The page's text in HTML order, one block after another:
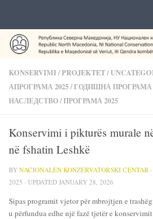
KONSERVIMI /PROJEKTET/
АПРОГРАМА 2025/ГОДИШНА ПРОГРАМА
НАСЛЕДСТВО/ПРОГРАМА 2025
Konservimi i pikturës murale
në fshatin Leshkë
BY NACIONALEN KONZERVATORSKI CENTAR
2025 · UPDATED JANUARY 28, 2026
Sipas programit vjetor për mbrojtjen e
u përfundua edhe një fazë tjetër e